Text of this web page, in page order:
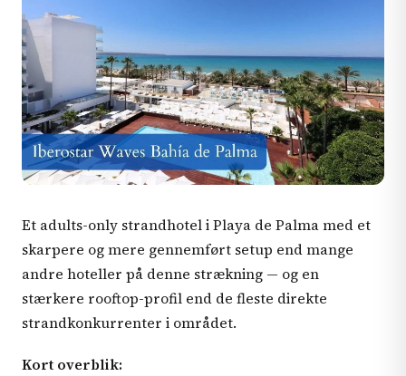
Et adults-only strandhotel i Playa de Palma med et
skarpere og mere gennemført setup end mange
andre hoteller på denne strækning — og en
stærkere rooftop-profil end de fleste direkte
strandkonkurrenter i området.
Kort overblik: